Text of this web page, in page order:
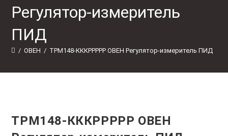
Регулятор-измеритель
ПИД
/ ОВЕН / ТРМ148-КККРРРРР ОВЕН Регулятор-измеритель ПИД
ТРМ148-КККРРРРР ОВЕН